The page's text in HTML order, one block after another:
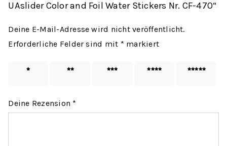
UAslider Color and Foil Water Stickers Nr. CF-470“
Deine E-Mail-Adresse wird nicht veröffentlicht.
Erforderliche Felder sind mit * markiert
1 von
2 von
3 von
4 von
5 von
Deine Rezension *